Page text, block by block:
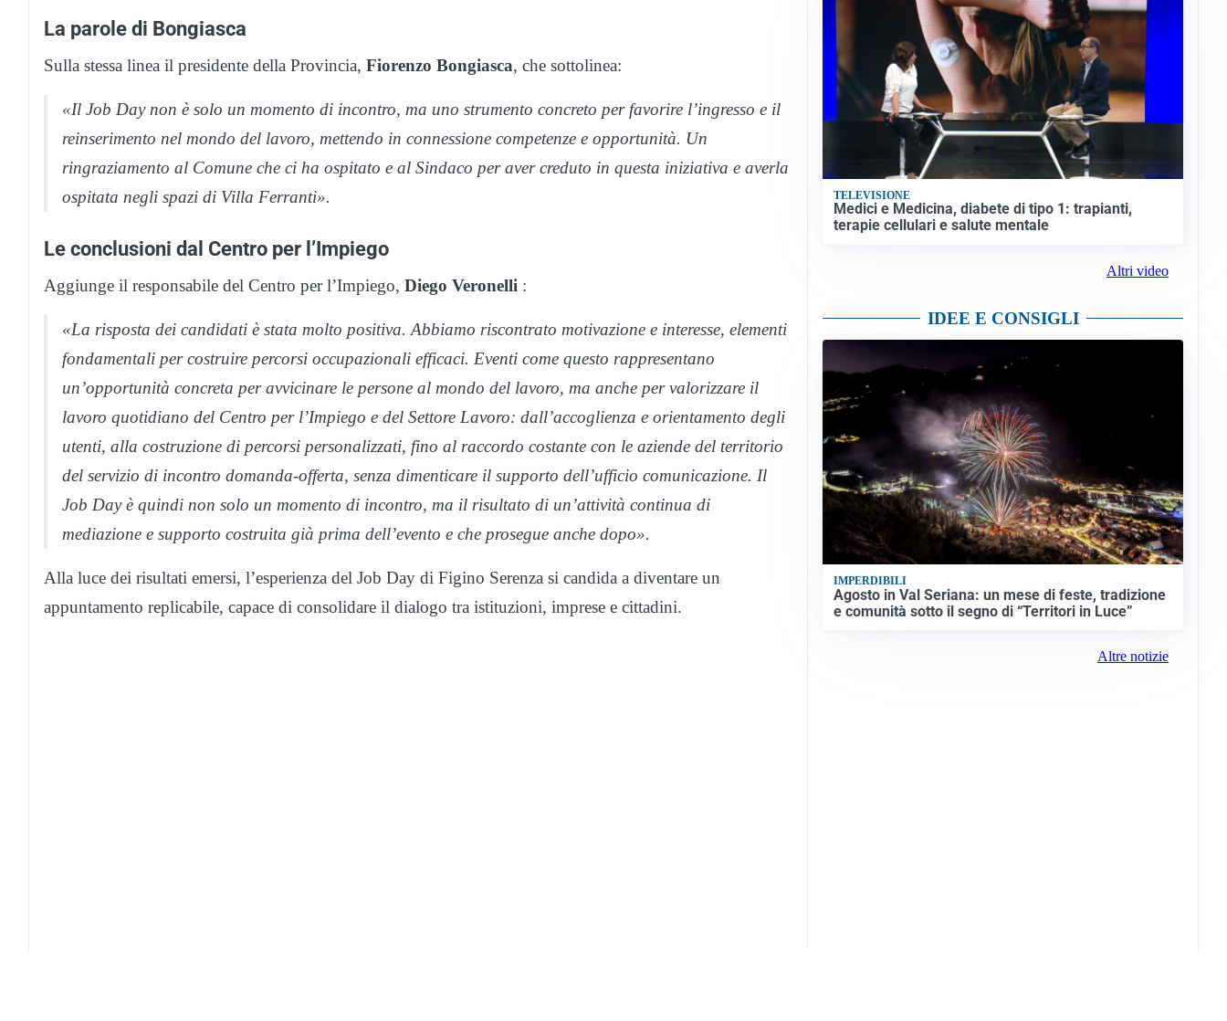
La parole di Bongiasca
Sulla stessa linea il presidente della Provincia, Fiorenzo Bongiasca, che sottolinea:
«Il Job Day non è solo un momento di incontro, ma uno strumento concreto per favorire l’ingresso e il
reinserimento nel mondo del lavoro, mettendo in connessione competenze e opportunità. Un
ringraziamento al Comune che ci ha ospitato e al Sindaco per aver creduto in questa iniziativa e averla
ospitata negli spazi di Villa Ferranti».
Le conclusioni dal Centro per l’Impiego
Aggiunge il responsabile del Centro per l’Impiego, Diego Veronelli :
«La risposta dei candidati è stata molto positiva. Abbiamo riscontrato motivazione e interesse, elementi
fondamentali per costruire percorsi occupazionali efficaci. Eventi come questo rappresentano
un’opportunità concreta per avvicinare le persone al mondo del lavoro, ma anche per valorizzare il
lavoro quotidiano del Centro per l’Impiego e del Settore Lavoro: dall’accoglienza e orientamento degli
utenti, alla costruzione di percorsi personalizzati, fino al raccordo costante con le aziende del territorio
del servizio di incontro domanda-offerta, senza dimenticare il supporto dell’ufficio comunicazione. Il
Job Day è quindi non solo un momento di incontro, ma il risultato di un’attività continua di
mediazione e supporto costruita già prima dell’evento e che prosegue anche dopo».
Alla luce dei risultati emersi, l’esperienza del Job Day di Figino Serenza si candida a diventare un
appuntamento replicabile, capace di consolidare il dialogo tra istituzioni, imprese e cittadini.
TELEVISIONE
Medici e Medicina, diabete di tipo 1: trapianti,
terapie cellulari e salute mentale
Altri video
IDEE E CONSIGLI
IMPERDIBILI
Agosto in Val Seriana: un mese di feste, tradizione
e comunità sotto il segno di “Territori in Luce”
Altre notizie